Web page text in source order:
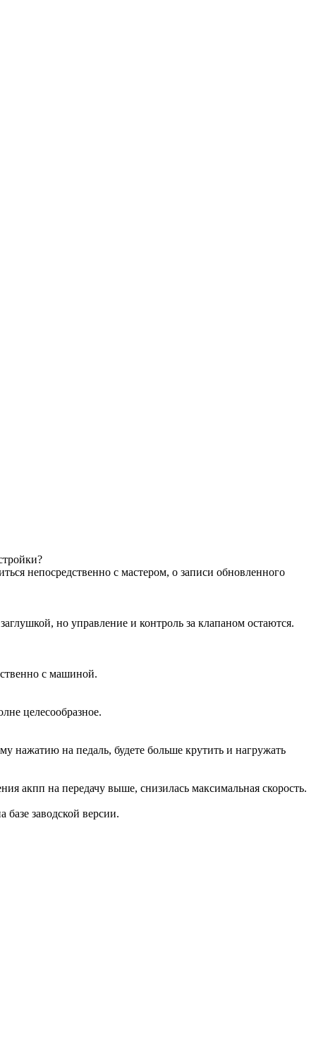
непосредственно с мастером, о записи обновленного
но управление и контроль за клапаном остаются.
с машиной.
целесообразное.
нажатию на педаль, будете больше крутить и нагружать
акпп на передачу выше, снизилась максимальная скорость.
базе заводской версии.